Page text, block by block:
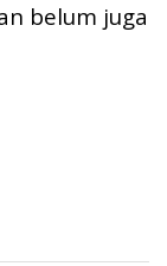
belum juga